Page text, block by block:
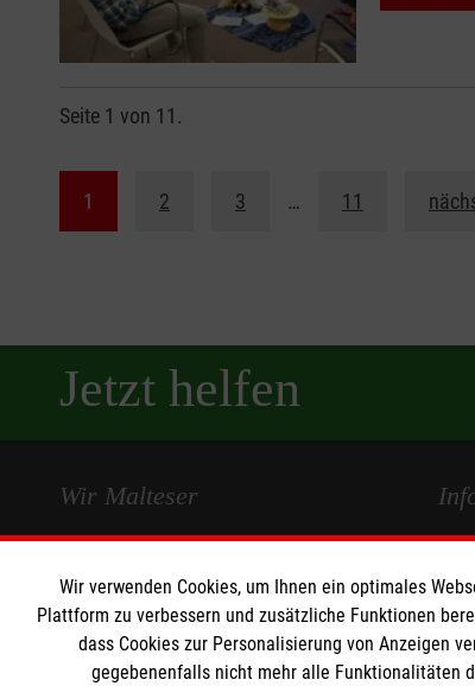
Seite 1 von 11.
1 2 3 … 11
Jetzt helfen
Wir Malteser
Angebote & Leistungen
Kursangebote
Mitarbeiten & Stellenangebote
Wir verwenden Cookies, um Ihnen ein optimales
Plattform zu verbessern und zusätzliche Funktionen
dass Cookies zur Personalisierung von Anzeigen
gegebenenfalls nicht mehr alle Funktionalitäten